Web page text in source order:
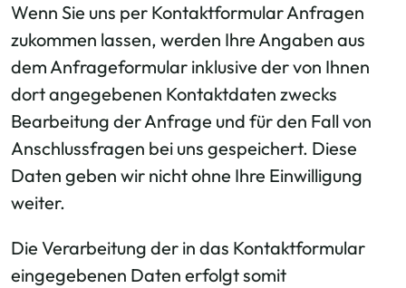
Wenn Sie uns per Kontaktformular Anfragen
zukommen lassen, werden Ihre Angaben aus
dem Anfrageformular inklusive der von Ihnen
dort angegebenen Kontaktdaten zwecks
Bearbeitung der Anfrage und für den Fall von
Anschlussfragen bei uns gespeichert. Diese
Daten geben wir nicht ohne Ihre Einwilligung
weiter.
Die Verarbeitung der in das Kontaktformular
eingegebenen Daten erfolgt somit